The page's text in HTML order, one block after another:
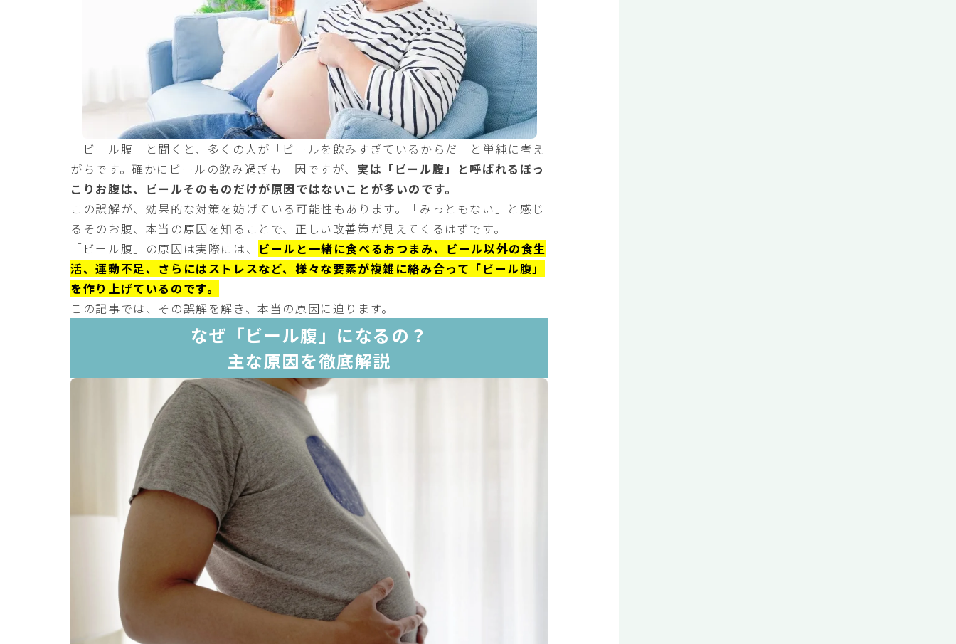
「ビール腹」と聞くと、多くの人が「ビールを飲みすぎているからだ」と単純に考え
がちです。確かにビールの飲み過ぎも一因ですが、 実は「ビール腹」と呼ばれるぽっ
こりお腹は、ビールそのものだけが原因ではないことが多いのです。
この誤解が、効果的な対策を妨げている可能性もあります。「みっともない」と感じ
るそのお腹、本当の原因を知ることで、正しい改善策が見えてくるはずです。
「ビール腹」の原因は実際には、 ビールと一緒に食べるおつまみ、ビール以外の食生
活、運動不足、さらにはストレスなど、様々な要素が複雑に絡み合って「ビール腹」
を作り上げているのです。
この記事では、その誤解を解き、本当の原因に迫ります。
なぜ「ビール腹」になるの？
主な原因を徹底解説